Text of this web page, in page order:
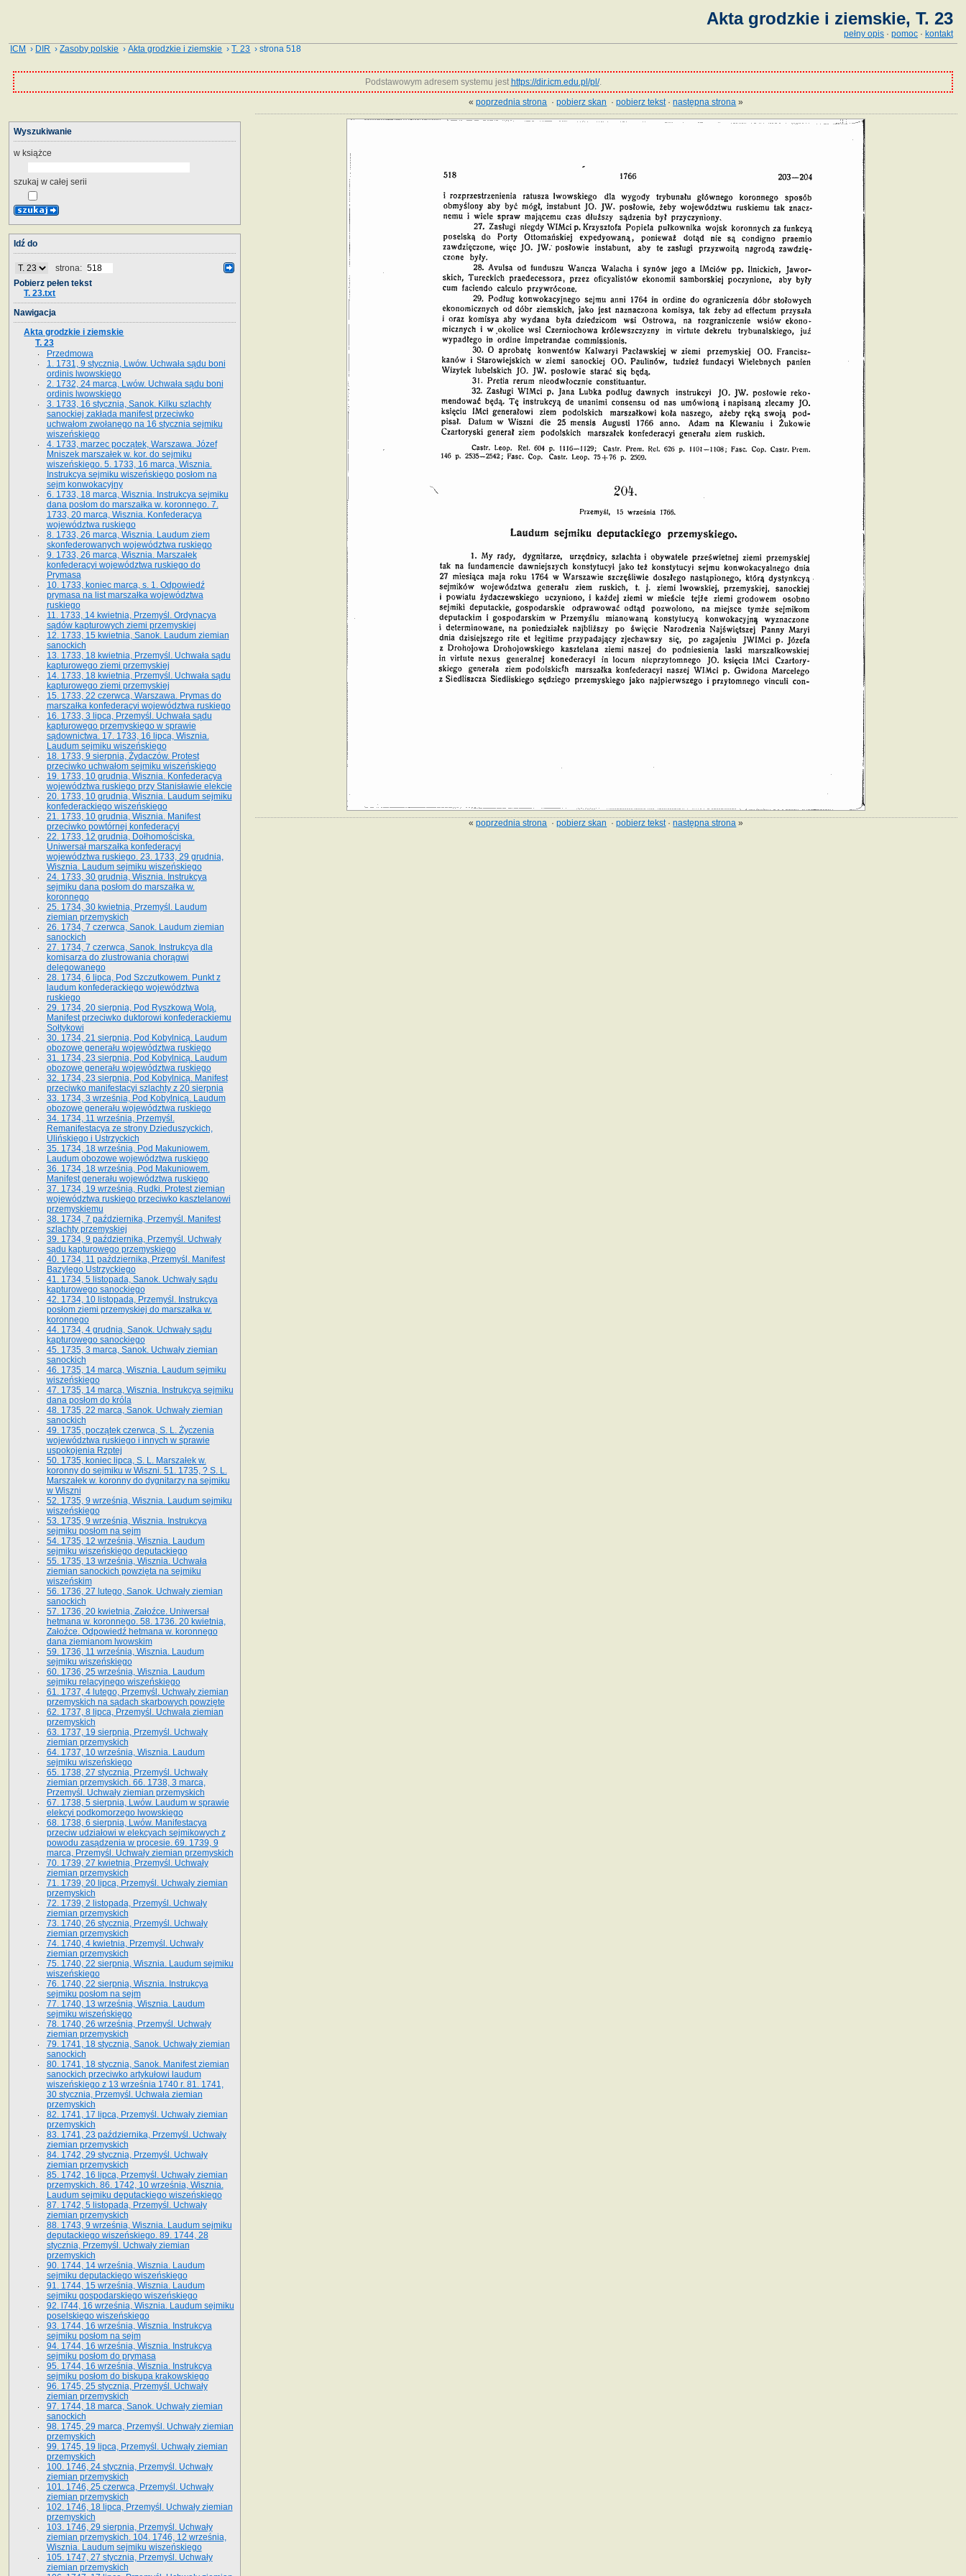
Akta grodzkie i ziemskie, T. 23
pełny opis · pomoc · kontakt
ICM › DIR ›Zasoby polskie ›Akta grodzkie i ziemskie ›T. 23 › strona 518
Podstawowym adresem systemu jest https://dir.icm.edu.pl/pl/.
«poprzednia strona ·pobierz skan ·pobierz tekst·następna strona »
«poprzednia strona ·pobierz skan ·pobierz tekst·następna strona »
Wyszukiwanie
w książce
szukaj w całej serii
Idź do
strona:
Pobierz pełen tekst
T. 23.txt
Nawigacja
Akta grodzkie i ziemskie
T. 23
Przedmowa
1. 1731, 9 stycznia, Lwów. Uchwała sądu boni
ordinis lwowskiego
2. 1732, 24 marca, Lwów. Uchwała sądu boni
ordinis lwowskiego
3. 1733, 16 stycznia, Sanok. Kilku szlachty
sanockiej zakłada manifest przeciwko
uchwałom zwołanego na 16 stycz­nia sejmiku
wiszeńskiego
4. 1733, marzec początek, Warszawa. Józef
Mniszek marszałek w. kor. do sejmiku
wiszeńskiego. 5. 1733, 16 marca, Wisznia.
Instrukcya sejmiku wiszeńskiego posłom na
sejm konwokacyjny
6. 1733, 18 marca, Wisznia. Instrukcya sejmiku
dana posłom do marszałka w. koronnego. 7.
1733, 20 marca, Wisznia. Konfederacya
województwa ruskiego
8. 1733, 26 marca, Wisznia. Laudum ziem
skonfederowanych województwa ruskiego
9. 1733, 26 marca, Wisznia. Marszałek
konfederacyi województwa ruskiego do
Prymasa
10. 1733, koniec marca, s. 1. Odpowiedź
prymasa na list marszałka województwa
ruskiego
11. 1733, 14 kwietnia, Przemyśl. Ordynacya
sądów kapturowych ziemi przemyskiej
12. 1733, 15 kwietnia, Sanok. Laudum ziemian
sanockich
13. 1733, 18 kwietnia, Przemyśl. Uchwała sądu
kapturowego ziemi przemyskiej
14. 1733, 18 kwietnia, Przemyśl. Uchwała sądu
kapturowego ziemi przemyskiej
15. 1733, 22 czerwca, Warszawa. Prymas do
marszałka konfederacyi województwa ruskiego
16. 1733, 3 lipca, Przemyśl. Uchwała sądu
kapturowego przemyskiego w sprawie
sądownictwa. 17. 1733, 16 lipca, Wisznia.
Laudum sejmiku wiszeńskiego
18. 1733, 9 sierpnia, Żydaczów. Protest
przeciwko uchwałom sejmiku wiszeńskiego
19. 1733, 10 grudnia, Wisznia. Konfederacya
województwa ruskiego przy Stanisławie elekcie
20. 1733, 10 grudnia, Wisznia. Laudum sejmiku
konfederackiego wiszeńskiego
21. 1733, 10 grudnia, Wisznia. Manifest
przeciwko powtórnej konfederacyi
22. 1733, 12 grudnia, Dołhomościska.
Uniwersał marszałka konfederacyi
województwa ruskiego. 23. 1733, 29 grudnia,
Wisznia. Laudum sejmiku wiszeńskiego
24. 1733, 30 grudnia, Wisznia. Instrukcya
sejmiku dana posłom do marszałka w.
koronnego
25. 1734, 30 kwietnia, Przemyśl. Laudum
ziemian przemyskich
26. 1734, 7 czerwca, Sanok. Laudum ziemian
sanockich
27. 1734, 7 czerwca, Sanok. Instrukcya dla
komisarza do zlustrowania chorągwi
delegowanego
28. 1734, 6 lipca, Pod Szczutkowem. Punkt z
laudum konfederackiego województwa
ruskiego
29. 1734, 20 sierpnia, Pod Ryszkową Wolą.
Manifest przeciwko duktorowi konfederackiemu
Sołtykowi
30. 1734, 21 sierpnia, Pod Kobylnicą. Laudum
obozowe generału województwa ruskiego
31. 1734, 23 sierpnia, Pod Kobylnicą. Laudum
obozowe generału województwa ruskiego
32. 1734, 23 sierpnia, Pod Kobylnicą. Manifest
przeciwko manifestacyi szlachty z 20 sierpnia
33. 1734, 3 września, Pod Kobylnicą. Laudum
obozowe generału województwa ruskiego
34. 1734, 11 września, Przemyśl.
Remanifestacya ze strony Dzieduszyckich,
Ulińskiego i Ustrzyckich
35. 1734, 18 września, Pod Makuniowem.
Laudum obozowe województwa ruskiego
36. 1734, 18 września, Pod Makuniowem.
Manifest generału województwa ruskiego
37. 1734, 19 września, Rudki. Protest ziemian
województwa ruskiego przeciwko kasztelanowi
przemyskiemu
38. 1734, 7 października, Przemyśl. Manifest
szlachty przemyskiej
39. 1734, 9 października, Przemyśl. Uchwały
sądu kapturowego przemyskiego
40. 1734, 11 października, Przemyśl. Manifest
Bazylego Ustrzyckiego
41. 1734, 5 listopada, Sanok. Uchwały sądu
kapturowego sanockiego
42. 1734, 10 listopada, Przemyśl. Instrukcya
posłom ziemi przemyskiej do marszałka w.
koronnego
44. 1734, 4 grudnia, Sanok. Uchwały sądu
kapturowego sanockiego
45. 1735, 3 marca, Sanok. Uchwały ziemian
sanockich
46. 1735, 14 marca, Wisznia. Laudum sejmiku
wiszeńskiego
47. 1735, 14 marca, Wisznia. Instrukcya sejmiku
dana posłom do króla
48. 1735, 22 marca, Sanok. Uchwały ziemian
sanockich
49. 1735, początek czerwca, S. L. Życzenia
województwa ruskiego i innych w sprawie
uspokojenia Rzptej
50. 1735, koniec lipca, S. L. Marszałek w.
koronny do sejmiku w Wiszni. 51. 1735, ? S. L.
Marszałek w. koronny do dygnitarzy na sejmiku
w Wiszni
52. 1735, 9 września, Wisznia. Laudum sejmiku
wiszeńskiego
53. 1735, 9 września, Wisznia. Instrukcya
sejmiku posłom na sejm
54. 1735, 12 września, Wisznia. Laudum
sejmiku wiszeńskiego deputackiego
55. 1735, 13 września, Wisznia. Uchwała
ziemian sanockich powzięta na sejmiku
wiszeńskim
56. 1736, 27 lutego, Sanok. Uchwały ziemian
sanockich
57. 1736, 20 kwietnia, Załoźce. Uniwersał
hetmana w. koronnego. 58. 1736. 20 kwietnia,
Załoźce. Odpowiedź hetmana w. koronnego
dana ziemianom lwowskim
59. 1736, 11 września, Wisznia. Laudum
sejmiku wiszeńskiego
60. 1736, 25 września, Wisznia. Laudum
sejmiku relacyjnego wiszeńskiego
61. 1737, 4 lutego, Przemyśl. Uchwały ziemian
przemyskich na sądach skarbowych powzięte
62. 1737, 8 lipca, Przemyśl. Uchwała ziemian
przemyskich
63. 1737, 19 sierpnia, Przemyśl. Uchwały
ziemian przemyskich
64. 1737, 10 września, Wisznia. Laudum
sejmiku wiszeńskiego
65. 1738, 27 stycznia, Przemyśl. Uchwały
ziemian przemyskich­­. 66. 1738, 3 marca,
Przemyśl. Uchwały ziemian przemyskich­
67. 1738, 5 sierpnia, Lwów. Laudum w sprawie
elekcyi podkomorzego lwowskiego
68. 1738, 6 sierpnia, Lwów. Manifestacya
przeciw udziałowi w elekcyach sejmikowych z
powodu zasądzenia w procesie. 69. 1739, 9
marca, Przemyśl. Uchwały ziemian przemyskich
70. 1739, 27 kwietnia, Przemyśl. Uchwały
ziemian przemyskich
71. 1739, 20 lipca, Przemyśl. Uchwały ziemian
przemyskich
72. 1739, 2 listopada, Przemyśl. Uchwały
ziemian przemyskich
73. 1740, 26 stycznia, Przemyśl. Uchwały
ziemian przemyskich
74. 1740, 4 kwietnia, Przemyśl. Uchwały
ziemian przemyskich
75. 1740, 22 sierpnia, Wisznia. Laudum sejmiku
wiszeńskiego
76. 1740, 22 sierpnia, Wisznia. Instrukcya
sejmiku posłom na sejm
77. 1740, 13 września, Wisznia. Laudum
sejmiku wiszeńskiego
78. 1740, 26 września, Przemyśl. Uchwały
ziemian przemyskich
79. 1741, 18 stycznia, Sanok. Uchwały ziemian
sanockich
80. 1741, 18 stycznia, Sanok. Manifest ziemian
sanockich przeciwko artykułowi laudum
wiszeńskiego z 13 wrze­śnia 1740 r. 81. 1741,
30 stycznia, Przemyśl. Uchwała ziemian
przemyskich
82. 1741, 17 lipca, Przemyśl. Uchwały ziemian
przemyskich
83. 1741, 23 października, Przemyśl. Uchwały
ziemian przemyskich
84. 1742, 29 stycznia, Przemyśl. Uchwały
ziemian przemyskich
85. 1742, 16 lipca, Przemyśl. Uchwały ziemian
przemyskich. 86. 1742, 10 września, Wisznia.
Laudum sejmiku deputackiego wiszeńskiego
87. 1742, 5 listopada, Przemyśl. Uchwały
ziemian przemyskich
88. 1743, 9 września, Wisznia. Laudum sejmiku
deputackiego wiszeńskiego. 89. 1744, 28
stycznia, Przemyśl. Uchwały ziemian
przemyskich
90. 1744, 14 września, Wisznia. Laudum
sejmiku deputackiego wiszeńskiego
91. 1744, 15 września, Wisznia. Laudum
sejmiku gospodarskiego wiszeńskiego
92. l744, 16 września, Wisznia. Laudum sejmiku
poselskiego wiszeńskiego
93. 1744, 16 września, Wisznia. Instrukcya
sejmiku posłom na sejm
94. 1744, 16 września, Wisznia. Instrukcya
sejmiku posłom do prymasa
95. 1744, 16 września, Wisznia. Instrukcya
sejmiku posłom do biskupa krakowskiego
96. 1745, 25 stycznia, Przemyśl. Uchwały
ziemian przemyskich
97. 1744, 18 marca, Sanok. Uchwały ziemian
sanockich
98. 1745, 29 marca, Przemyśl. Uchwały ziemian
przemyskich
99. 1745, 19 lipca, Przemyśl. Uchwały ziemian
przemyskich
100. 1746, 24 stycznia, Przemyśl. Uchwały
ziemian przemyskich
101. 1746, 25 czerwca, Przemyśl. Uchwały
ziemian przemyskich
102. 1746, 18 lipca, Przemyśl. Uchwały ziemian
przemyskich
103. 1746, 29 sierpnia, Przemyśl. Uchwały
ziemian przemyskich. 104. 1746, 12 września,
Wisznia. Laudum sejmiku wiszeńskiego
105. 1747, 27 stycznia, Przemyśl. Uchwały
ziemian przemyskich